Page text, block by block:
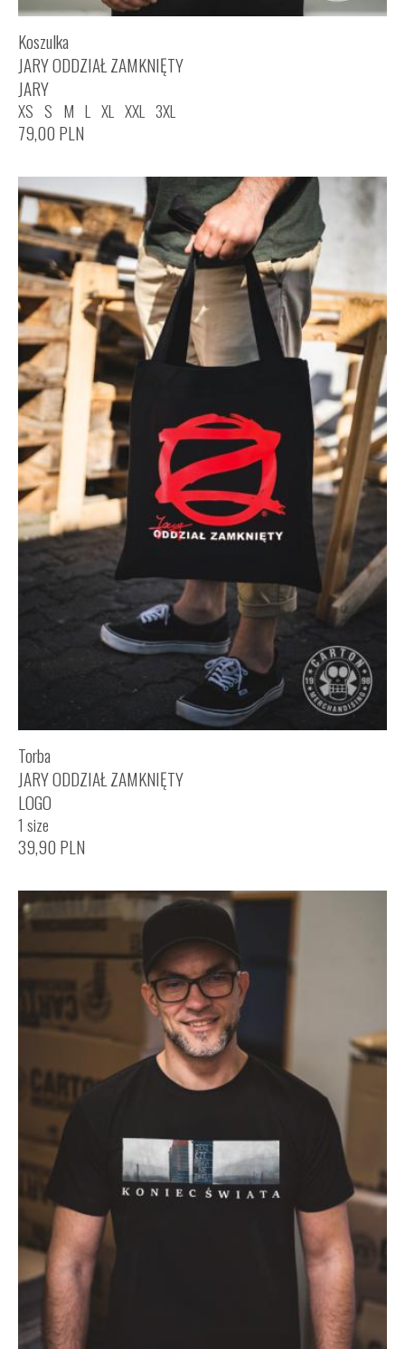
Koszulka
JARY ODDZIAŁ ZAMKNIĘTY
JARY
XS S M L XL XXL 3XL
79,00 PLN
Torba
JARY ODDZIAŁ ZAMKNIĘTY
LOGO
1 size
39,90 PLN